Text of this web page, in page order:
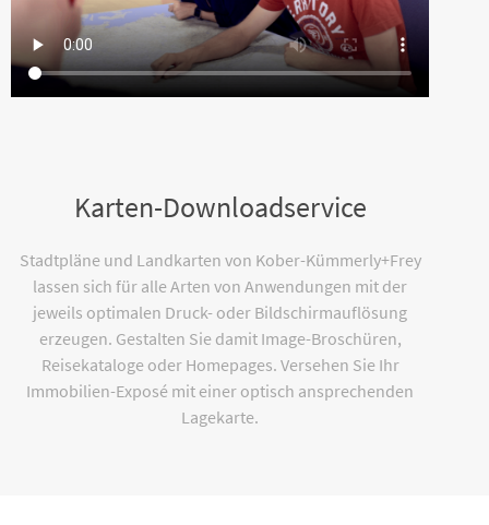
Karten-Downloadservice
Stadtpläne und Landkarten von Kober-Kümmerly+Frey
lassen sich für alle Arten von Anwendungen mit der
jeweils optimalen Druck- oder Bildschirmauflösung
erzeugen. Gestalten Sie damit Image-Broschüren,
Reisekataloge oder Homepages. Versehen Sie Ihr
Immobilien-Exposé mit einer optisch ansprechenden
Lagekarte.